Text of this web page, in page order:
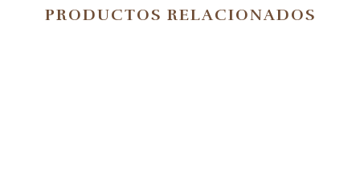
PRODUCTOS RELACIONADOS